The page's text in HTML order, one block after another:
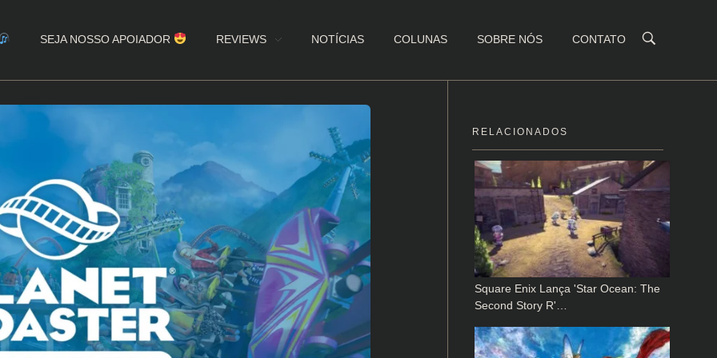
SEJA NOSSO APOIADOR REVIEWS NOTÍCIAS COLUNAS SOBRE NÓS CONTATO
RELACIONADOS
Square Enix Lança 'Star Ocean: The
Second Story R'…